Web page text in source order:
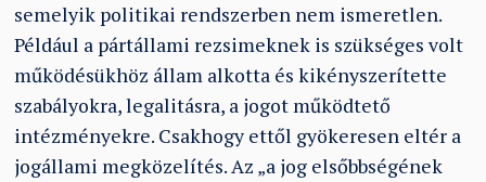
semelyik politikai rendszerben nem ismeretlen.
Például a pártállami rezsimeknek is szükséges volt
működésükhöz állam alkotta és kikényszerítette
szabályokra, legalitásra, a jogot működtető
intézményekre. Csakhogy ettől gyökeresen eltér a
jogállami megközelítés. Az „a jog elsőbbségének